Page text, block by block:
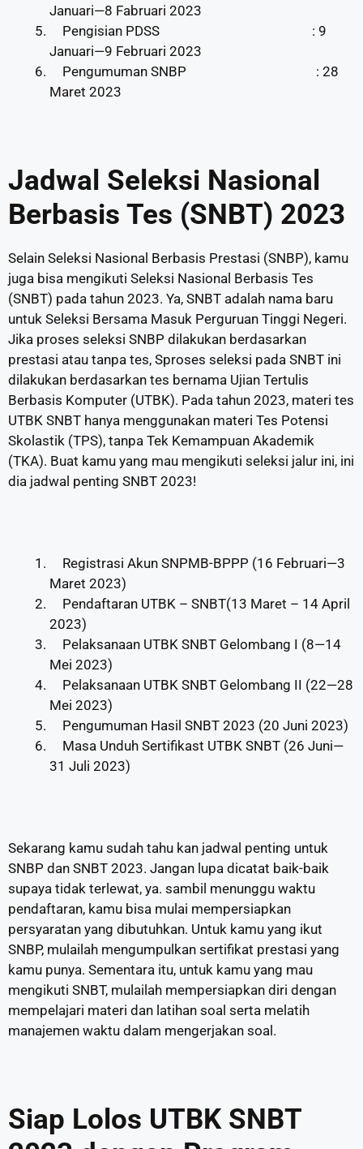
Januari—8 Fabruari 2023
Pengisian PDSS : 9
Januari—9 Februari 2023
Pengumuman SNBP : 28
Maret 2023
Jadwal Seleksi Nasional
Berbasis Tes (SNBT) 2023
Selain Seleksi Nasional Berbasis Prestasi (SNBP), kamu
juga bisa mengikuti Seleksi Nasional Berbasis Tes
(SNBT) pada tahun 2023. Ya, SNBT adalah nama baru
untuk Seleksi Bersama Masuk Perguruan Tinggi Negeri.
Jika proses seleksi SNBP dilakukan berdasarkan
prestasi atau tanpa tes, Sproses seleksi pada SNBT ini
dilakukan berdasarkan tes bernama Ujian Tertulis
Berbasis Komputer (UTBK). Pada tahun 2023, materi tes
UTBK SNBT hanya menggunakan materi Tes Potensi
Skolastik (TPS), tanpa Tek Kemampuan Akademik
(TKA). Buat kamu yang mau mengikuti seleksi jalur ini, ini
dia jadwal penting SNBT 2023!
Registrasi Akun SNPMB-BPPP (16 Februari—3
Maret 2023)
Pendaftaran UTBK – SNBT(13 Maret – 14 April
2023)
Pelaksanaan UTBK SNBT Gelombang I (8—14
Mei 2023)
Pelaksanaan UTBK SNBT Gelombang II (22—28
Mei 2023)
Pengumuman Hasil SNBT 2023 (20 Juni 2023)
Masa Unduh Sertifikast UTBK SNBT (26 Juni—
31 Juli 2023)
Sekarang kamu sudah tahu kan jadwal penting untuk
SNBP dan SNBT 2023. Jangan lupa dicatat baik-baik
supaya tidak terlewat, ya. sambil menunggu waktu
pendaftaran, kamu bisa mulai mempersiapkan
persyaratan yang dibutuhkan. Untuk kamu yang ikut
SNBP, mulailah mengumpulkan sertifikat prestasi yang
kamu punya. Sementara itu, untuk kamu yang mau
mengikuti SNBT, mulailah mempersiapkan diri dengan
mempelajari materi dan latihan soal serta melatih
manajemen waktu dalam mengerjakan soal.
Siap Lolos UTBK SNBT